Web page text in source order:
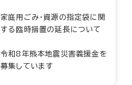
家庭用ごみ・資源の指定袋に関
する臨時措置の延長について
令和8年熊本地震災害義援金を
募集しています